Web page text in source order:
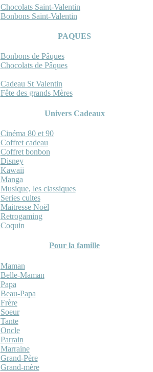
Chocolats Saint-Valentin
Bonbons Saint-Valentin
PAQUES
Bonbons de Pâques
Chocolats de Pâques
Cadeau St Valentin
Fête des grands Mères
Univers Cadeaux
Cinéma 80 et 90
Coffret cadeau
Coffret bonbon
Disney
Kawaii
Manga
Musique, les classiques
Series cultes
Maitresse Noël
Retrogaming
Coquin
Pour la famille
Maman
Belle-Maman
Papa
Beau-Papa
Frère
Soeur
Tante
Oncle
Parrain
Marraine
Grand-Père
Grand-mère